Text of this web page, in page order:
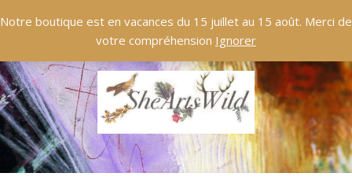
Notre boutique est en vacances du 15 juillet au 15 août. Merci de
votre compréhension Ignorer